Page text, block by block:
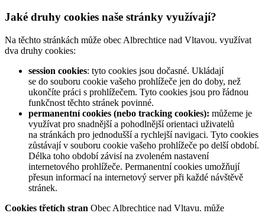
Jaké druhy cookies naše stránky využívají?
Na těchto stránkách může obec Albrechtice nad Vltavou. využívat
dva druhy cookies:
session cookies: tyto cookies jsou dočasné. Ukládají
se do souboru cookie vašeho prohlížeče jen do doby, než
ukončíte práci s prohlížečem. Tyto cookies jsou pro řádnou
funkčnost těchto stránek povinné.
permanentní cookies (nebo tracking cookies): můžeme je
využívat pro snadnější a pohodlnější orientaci uživatelů
na stránkách pro jednodušší a rychlejší navigaci. Tyto cookies
zůstávají v souboru cookie vašeho prohlížeče po delší období.
Délka toho období závisí na zvoleném nastavení
internetového prohlížeče. Permanentní cookies umožňují
přesun informací na internetový server při každé návštěvě
stránek.
Cookies třetích stran Obec Albrechtice nad Vltavu. může